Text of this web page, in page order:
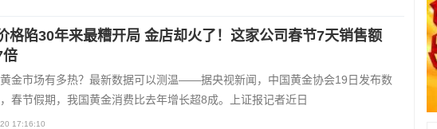
格陷30年来最糟开局 金店却火了！这家公司春节7天销售额
倍
金市场有多热？最新数据可以测温——据央视新闻，中国黄金协会19日发布数
春节假期，我国黄金消费比去年增长超8成。上证报记者近日
17:16:10